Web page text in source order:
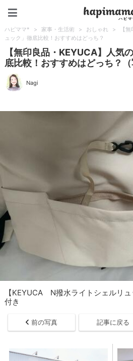
ハピママ* > 家事・生活術 > おしゃれ >
【
ュック」徹底比較！おすすめはどっち？
【無印良品・KEYUCA】人気
底比較！おすすめはどっち？（
Nagi
【KEYUCA N撥水ライトシェルリ
付き
前の写真 記事に戻る